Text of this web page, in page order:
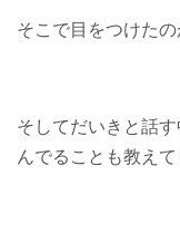
そこで目をつけたの
そしてだいきと話
んでることも教えて